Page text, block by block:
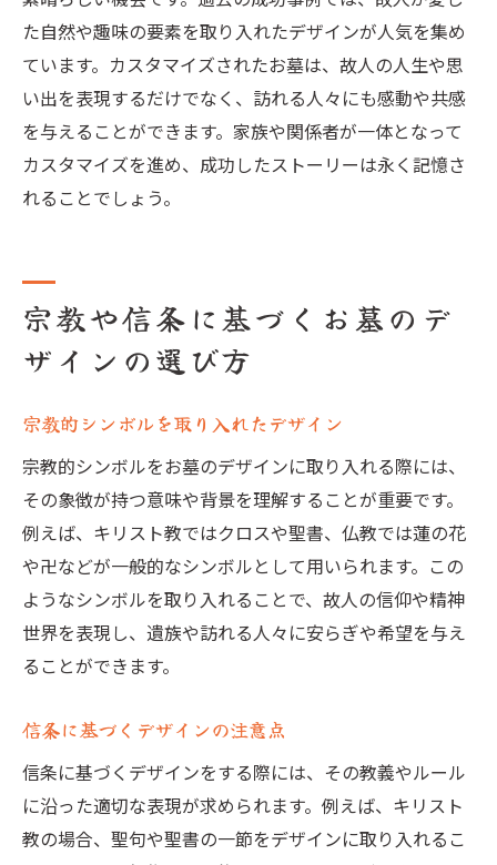
た自然や趣味の要素を取り入れたデザインが人気を集め
ています。カスタマイズされたお墓は、故人の人生や思
い出を表現するだけでなく、訪れる人々にも感動や共感
を与えることができます。家族や関係者が一体となって
カスタマイズを進め、成功したストーリーは永く記憶さ
れることでしょう。
宗教や信条に基づくお墓のデ
ザインの選び方
宗教的シンボルを取り入れたデザイン
宗教的シンボルをお墓のデザインに取り入れる際には、
その象徴が持つ意味や背景を理解することが重要です。
例えば、キリスト教ではクロスや聖書、仏教では蓮の花
や卍などが一般的なシンボルとして用いられます。この
ようなシンボルを取り入れることで、故人の信仰や精神
世界を表現し、遺族や訪れる人々に安らぎや希望を与え
ることができます。
信条に基づくデザインの注意点
信条に基づくデザインをする際には、その教義やルール
に沿った適切な表現が求められます。例えば、キリスト
教の場合、聖句や聖書の一節をデザインに取り入れるこ